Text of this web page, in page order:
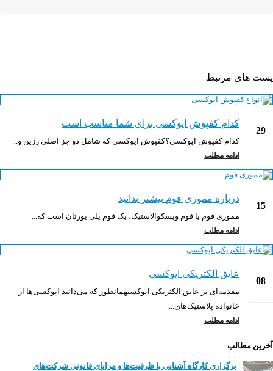
پست های مرتبط
29
کدام کفپوش اپوکسی برای شما مناسب است
کدام کفپوش اپوکسی؟کفپوش اپوکسی که شامل دو جز اصلی رزین و...
ادامه مطلب
15
درباره مموری فوم بیشتر بدانید
مموری فوم یا فوم ویسکوالاستیک، یک فوم پلی یورتان است که...
ادامه مطلب
08
عایق الکتریکی اپوکسی
مقدمه‌ای بر عایق الکتریکی اپوکسیهمانطور که می‌دانید اپوکسی‌ها از
خانواده پلاستیک‌های...
ادامه مطلب
آخرین مطالب
برگزاری کارگاه آشنایی با ظرفیت‌ها و مزایای قانونی شرکت‌های